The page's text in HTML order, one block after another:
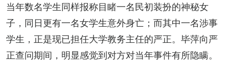
当年数名学生同样报称目睹一名民初装扮的神秘女
子，同日更有一名女学生意外身亡；而其中一名涉事
学生，正是现已担任大学教务主任的严正。毕萍向严
正查问期间，明显感觉到对方对当年事件有所隐瞒。